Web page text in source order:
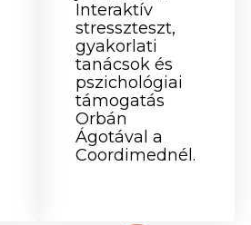
Interaktív
stresszteszt,
gyakorlati
tanácsok és
pszichológiai
támogatás
Orbán
Ágotával a
Coordimednél.